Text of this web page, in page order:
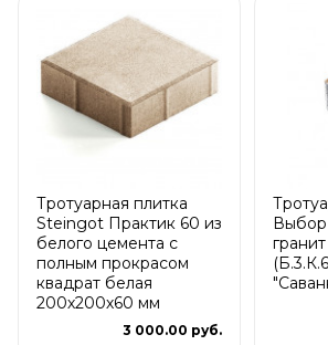
Тротуарная плитка
Steingot Практик 60 из
белого цемента с
полным прокрасом
квадрат белая
200х200х60 мм
3 000.00 руб.